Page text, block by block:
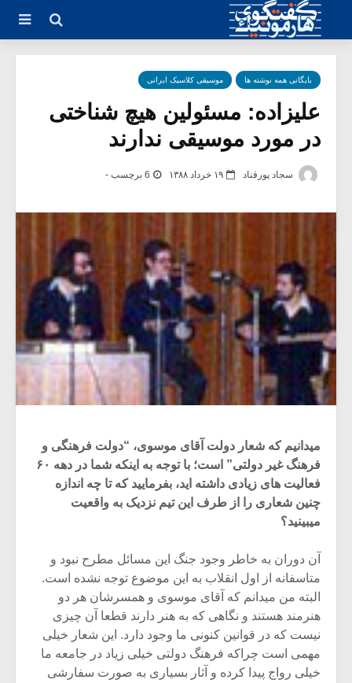
بایگانی همه نوشته ها موسیقی کلاسیک ایرانی
علیزاده: مسئولین هیچ شناختی
در مورد موسیقی ندارند
سجاد پورقناد ۱۹ خرداد ۱۳۸۸ 6 برچسب -
میدانیم که شعار دولت آقای موسوی، “دولت فرهنگی و
فرهنگ غیر دولتی” است؛ با توجه به اینکه شما در دهه ۶۰
فعالیت های زیادی داشته اید، بفرمایید که تا چه اندازه
چنین شعاری را از طرف این تیم نزدیک به واقعیت
میبینید؟
آن دوران به خاطر وجود جنگ این مسائل مطرح نبود و
متاسفانه از اول انقلاب به این موضوع توجه نشده است.
البته من میدانم که آقای موسوی و همسرشان هر دو
هنرمند هستند و نگاهی که به هنر دارند قطعا آن چیزی
نیست که در قوانین کنونی ما وجود دارد. این شعار خیلی
مهمی است چراکه فرهنگ دولتی خیلی زیاد در جامعه ما
خیلی رواج پیدا کرده و آثار بسیاری به صورت سفارشی